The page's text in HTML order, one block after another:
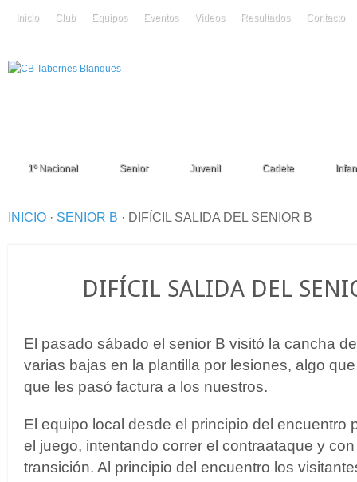
Inicio Club Equipos Eventos Vídeos Resultados Contacto
1º Nacional Senior Juvenil Cadete
INICIO · SENIOR B · DIFÍCIL SALIDA DEL SENIOR B
DIFÍCIL SALIDA DEL
El pasado sábado el senior B visitó la cancha
varias bajas en la plantilla por lesiones, algo
que les pasó factura a los nuestros.
El equipo local desde el principio del encuentro
el juego, intentando correr el contraataque y
transición. Al principio del encuentro los